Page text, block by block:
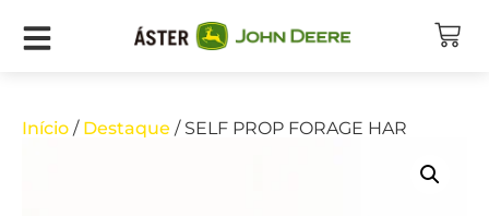
Início / Destaque / SELF PROP FORAGE HAR